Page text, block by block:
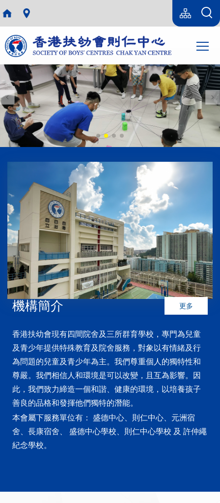
移至主內容
Language
switcher
sitemap(tc)
機構簡介 更多
香港扶幼會現有四間院舍及三所群育學校，專門為兒童
及青少年提供特殊教育及院舍服務，對象以有情緒及行
為問題的兒童及青少年為主。我們尊重個人的獨特性和
尊嚴。我們相信人和環境是可以改變，且互為影響。因
此，我們致力締造一個和諧、健康的環境，以培養孩子
善良的品格和發揮他們獨特的潛能。
本會屬下服務單位有： 盛德中心、則仁中心、元洲宿
舍、長康宿舍、 盛德中心學校、則仁中心學校 及 許仲繩
紀念學校。